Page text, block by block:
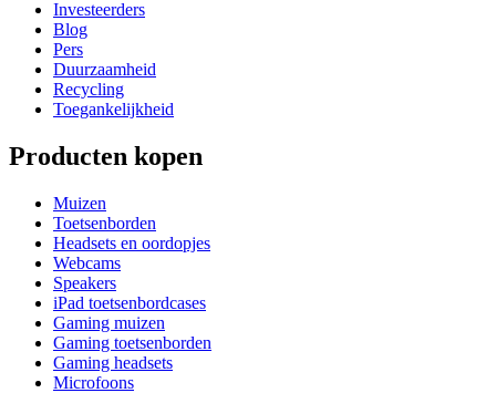
Investeerders
Blog
Pers
Duurzaamheid
Recycling
Toegankelijkheid
Producten kopen
Muizen
Toetsenborden
Headsets en oordopjes
Webcams
Speakers
iPad toetsenbordcases
Gaming muizen
Gaming toetsenborden
Gaming headsets
Microfoons